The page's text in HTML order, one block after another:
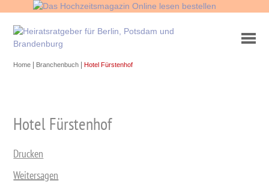
Home Branchenbuch |Hotel Fürstenhof
Hotel Fürstenhof
Drucken
Weitersagen